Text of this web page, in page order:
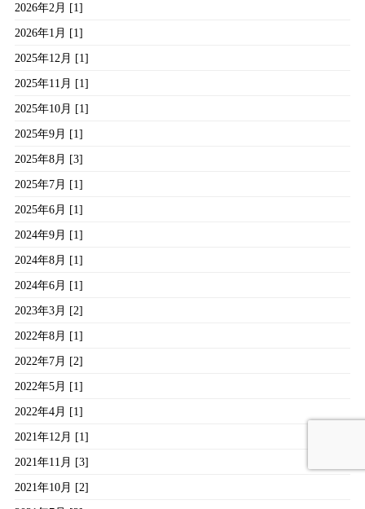
2026年2月 [1]
2026年1月 [1]
2025年12月 [1]
2025年11月 [1]
2025年10月 [1]
2025年9月 [1]
2025年8月 [3]
2025年7月 [1]
2025年6月 [1]
2024年9月 [1]
2024年8月 [1]
2024年6月 [1]
2023年3月 [2]
2022年8月 [1]
2022年7月 [2]
2022年5月 [1]
2022年4月 [1]
2021年12月 [1]
2021年11月 [3]
2021年10月 [2]